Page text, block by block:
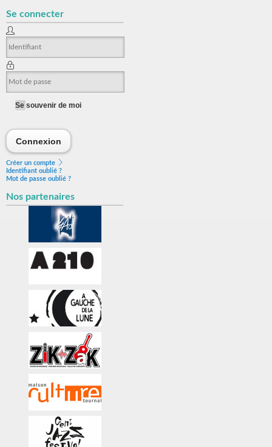
Se connecter
Se souvenir de moi
Connexion
Créer un compte
Identifiant oublié ?
Mot de passe oublié ?
Nos partenaires